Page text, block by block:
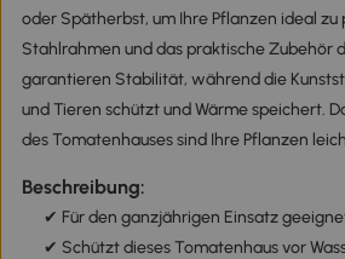
oder Spätherbst, um Ihre Pflanzen ideal zu
Stahlrahmen und das praktische Zubehör
garantieren Stabilität, während die
und Tieren schützt und Wärme speichert.
des Tomatenhauses sind Ihre Pflanzen
Beschreibung:
✔ Für den ganzjährigen Einsatz
✔ Schützt dieses Tomatenhaus vor